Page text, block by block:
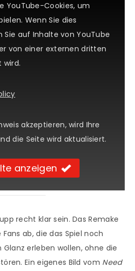
YouTube-Cookies, um
Wenn Sie dies
Sie auf Inhalte von YouTube
von einer externen dritten
wird.
akzeptieren, wird Ihre
die Seite wird aktualisiert.
anzeigen
recht klar sein. Das Remake
ab, die das Spiel noch
erleben wollen, ohne die
Ein eigenes Bild vom Need